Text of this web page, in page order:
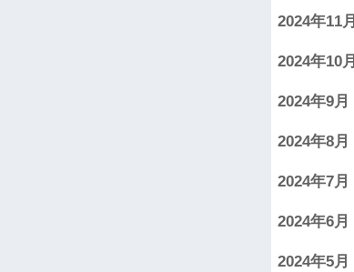
2024年11月
2024年10月
2024年9月
2024年8月
2024年7月
2024年6月
2024年5月